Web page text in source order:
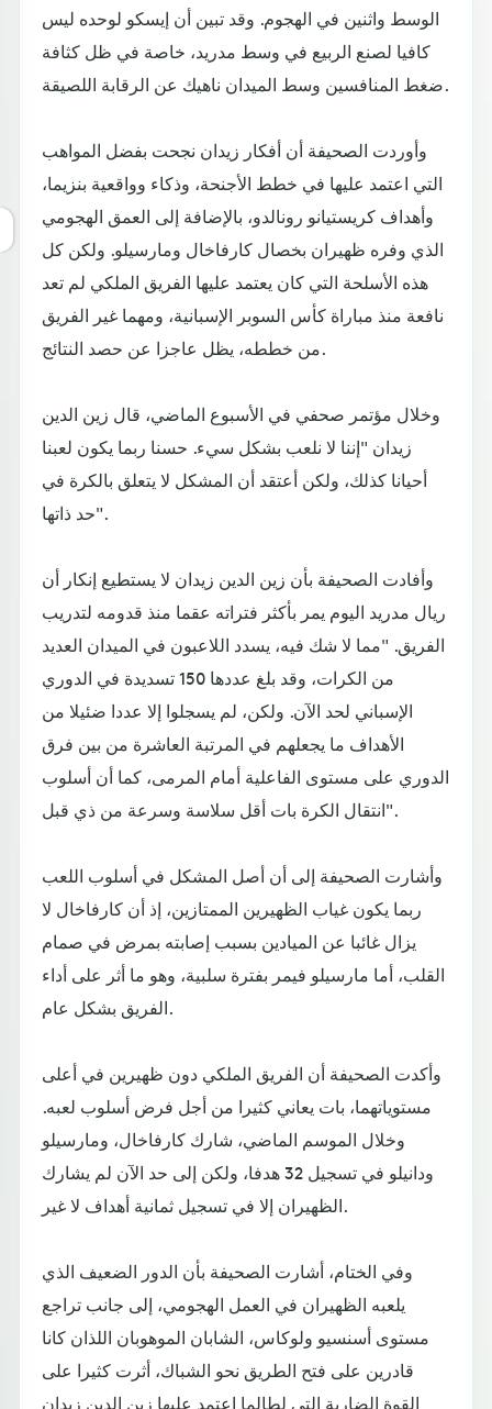
الوسط واثنين في الهجوم. وقد تبين أن إيسكو لوحده ليس
كافيا لصنع الربيع في وسط مدريد، خاصة في ظل كثافة
ضغط المنافسين وسط الميدان ناهيك عن الرقابة اللصيقة.
وأوردت الصحيفة أن أفكار زيدان نجحت بفضل المواهب
التي اعتمد عليها في خطط الأجنحة، وذكاء وواقعية بنزيما،
وأهداف كريستيانو رونالدو، بالإضافة إلى العمق الهجومي
الذي وفره ظهيران بخصال كارفاخال ومارسيلو. ولكن كل
هذه الأسلحة التي كان يعتمد عليها الفريق الملكي لم تعد
نافعة منذ مباراة كأس السوبر الإسبانية، ومهما غير الفريق
من خططه، يظل عاجزا عن حصد النتائج.
وخلال مؤتمر صحفي في الأسبوع الماضي، قال زين الدين
زيدان "إننا لا نلعب بشكل سيء. حسنا ربما يكون لعبنا
أحيانا كذلك، ولكن أعتقد أن المشكل لا يتعلق بالكرة في
حد ذاتها".
وأفادت الصحيفة بأن زين الدين زيدان لا يستطيع إنكار أن
ريال مدريد اليوم يمر بأكثر فتراته عقما منذ قدومه لتدريب
الفريق. "مما لا شك فيه، يسدد اللاعبون في الميدان العديد
من الكرات، وقد بلغ عددها 150 تسديدة في الدوري
الإسباني لحد الآن. ولكن، لم يسجلوا إلا عددا ضئيلا من
الأهداف ما يجعلهم في المرتبة العاشرة من بين فرق
الدوري على مستوى الفاعلية أمام المرمى، كما أن أسلوب
انتقال الكرة بات أقل سلاسة وسرعة من ذي قبل".
وأشارت الصحيفة إلى أن أصل المشكل في أسلوب اللعب
ربما يكون غياب الظهيرين الممتازين، إذ أن كارفاخال لا
يزال غائبا عن الميادين بسبب إصابته بمرض في صمام
القلب، أما مارسيلو فيمر بفترة سلبية، وهو ما أثر على أداء
الفريق بشكل عام.
وأكدت الصحيفة أن الفريق الملكي دون ظهيرين في أعلى
مستوياتهما، بات يعاني كثيرا من أجل فرض أسلوب لعبه.
وخلال الموسم الماضي، شارك كارفاخال، ومارسيلو
ودانيلو في تسجيل 32 هدفا، ولكن إلى حد الآن لم يشارك
الظهيران إلا في تسجيل ثمانية أهداف لا غير.
وفي الختام، أشارت الصحيفة بأن الدور الضعيف الذي
يلعبه الظهيران في العمل الهجومي، إلى جانب تراجع
مستوى أسنسيو ولوكاس، الشابان الموهوبان اللذان كانا
قادرين على فتح الطريق نحو الشباك، أثرت كثيرا على
القوة الضاربة التي لطالما اعتمد عليها زين الدين زيدان